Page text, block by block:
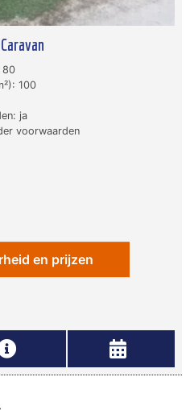
80
100
ja
voorwaarden
en prijzen